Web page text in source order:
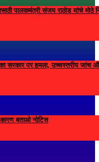
पालकमंत्री संजय राठोड यांचे मोठे
सरकार पर हमला, उच्चस्तरीय जांच
बताओ नोटिस